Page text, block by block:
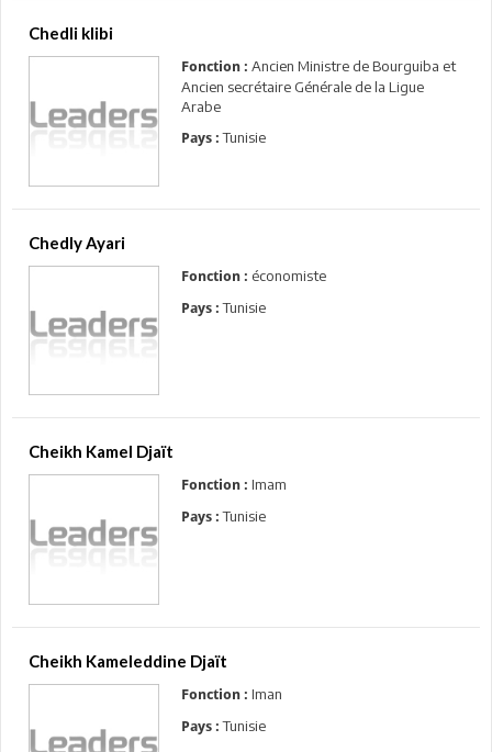
Chedli klibi
Fonction : Ancien Ministre de Bourguiba et
Ancien secrétaire Générale de la Ligue
Arabe
Pays : Tunisie
Chedly Ayari
Fonction : économiste
Pays : Tunisie
Cheikh Kamel Djaït
Fonction : Imam
Pays : Tunisie
Cheikh Kameleddine Djaït
Fonction : Iman
Pays : Tunisie